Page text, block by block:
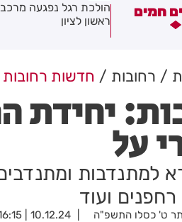
חמים
רגל נפגעה מרכב במרכז
לציון
רחובות חדשות רחובות
יחידת
על
למתנדבות
ועוד
ט' כסלו התשפ"ה 10.12.24 | 16:15